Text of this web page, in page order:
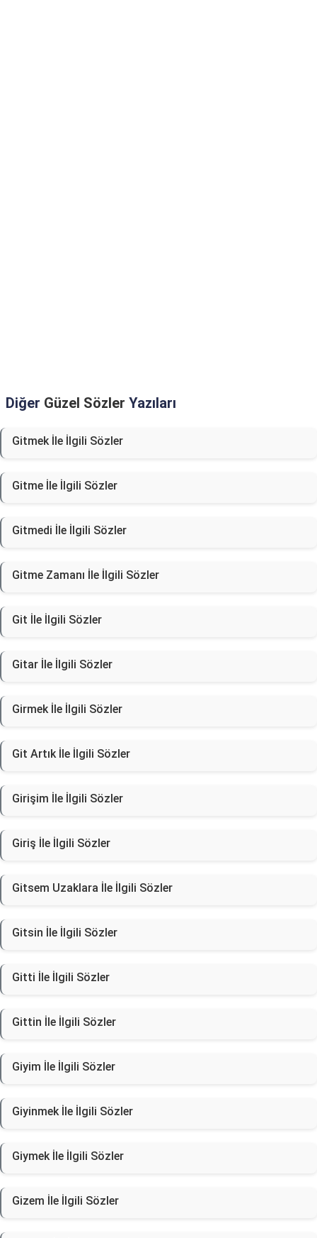
Diğer Güzel Sözler Yazıları
Gitmek İle İlgili Sözler
Gitme İle İlgili Sözler
Gitmedi İle İlgili Sözler
Gitme Zamanı İle İlgili Sözler
Git İle İlgili Sözler
Gitar İle İlgili Sözler
Girmek İle İlgili Sözler
Git Artık İle İlgili Sözler
Girişim İle İlgili Sözler
Giriş İle İlgili Sözler
Gitsem Uzaklara İle İlgili Sözler
Gitsin İle İlgili Sözler
Gitti İle İlgili Sözler
Gittin İle İlgili Sözler
Giyim İle İlgili Sözler
Giyinmek İle İlgili Sözler
Giymek İle İlgili Sözler
Gizem İle İlgili Sözler